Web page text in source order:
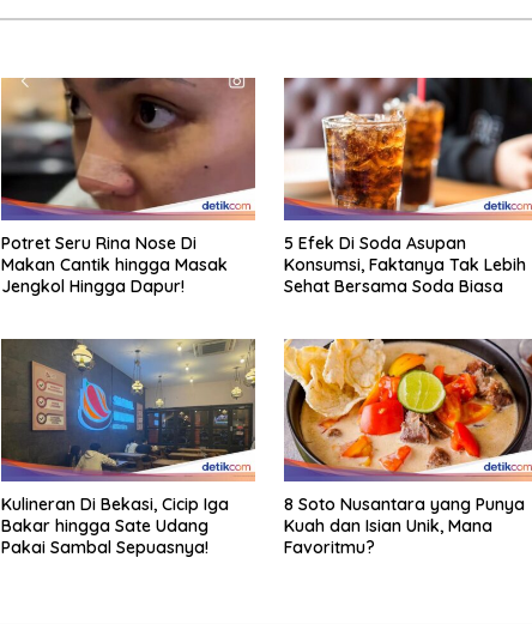
Potret Seru Rina Nose Di
Makan Cantik hingga Masak
Jengkol Hingga Dapur!
5 Efek Di Soda Asupan
Konsumsi, Faktanya Tak Lebih
Sehat Bersama Soda Biasa
Kulineran Di Bekasi, Cicip Iga
Bakar hingga Sate Udang
Pakai Sambal Sepuasnya!
8 Soto Nusantara yang Punya
Kuah dan Isian Unik, Mana
Favoritmu?